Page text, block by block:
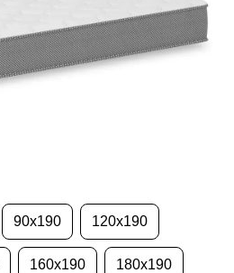
90x190 120x190
160x190 180x190